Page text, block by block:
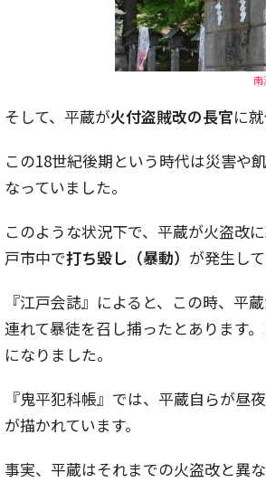
南
そして、平蔵が火付盗賊改の長官に
この18世紀後期という時代は災害や
なっていました。
このような状況下で、平蔵が火盗改
戸市中で打ち毀し（暴動） が発生して
『江戸会誌』によると、この時、平
連れて暴徒を召し捕ったとあります
になりました。
『鬼平犯科帳』では、平蔵自らが昼
が描かれています。
事実、平蔵はそれまでの火盗改と異